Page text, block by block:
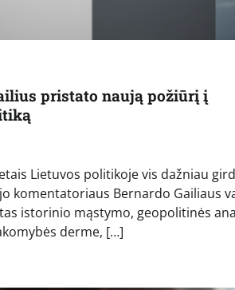
pristato naują požiūrį į
Lietuvos politikoje vis dažniau
komentatoriaus Bernardo Gailiaus
istorinio mąstymo, geopolitinės
derme, […]